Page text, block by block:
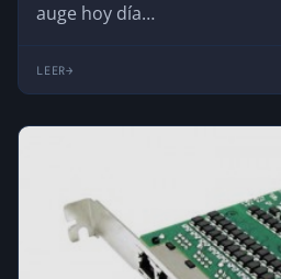
auge hoy día…
LEER